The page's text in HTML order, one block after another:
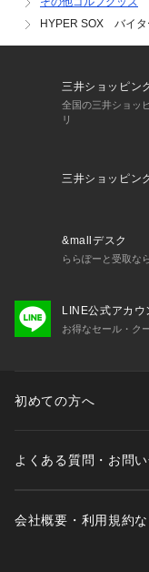
HYPER SOX バイタ
三井ショッピン
全国の三井ショッ
リ
三井ショッピン
&mallデスク
ららぽーと受取な
LINE公式アカウ
お得なセール・ク
初めての方へ
よくある質問・お問
会社概要・利用規約